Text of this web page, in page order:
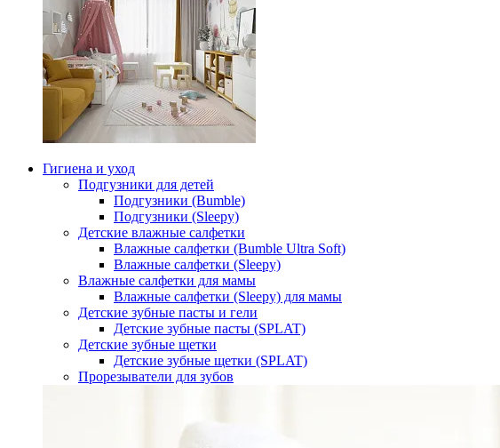
Гигиена и уход
Подгузники для детей
Подгузники (Bumble)
Подгузники (Sleepy)
Детские влажные салфетки
Влажные салфетки (Bumble Ultra Soft)
Влажные салфетки (Sleepy)
Влажные салфетки для мамы
Влажные салфетки (Sleepy) для мамы
Детские зубные пасты и гели
Детские зубные пасты (SPLAT)
Детские зубные щетки
Детские зубные щетки (SPLAT)
Прорезыватели для зубов